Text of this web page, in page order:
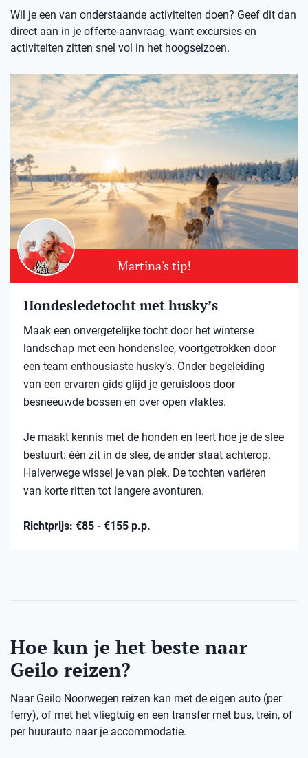
Wil je een van onderstaande activiteiten doen? Geef dit dan
direct aan in je offerte-aanvraag, want excursies en
activiteiten zitten snel vol in het hoogseizoen.
Martina's tip!
Hondesledetocht met husky’s
Maak een onvergetelijke tocht door het winterse
landschap met een hondenslee, voortgetrokken door
een team enthousiaste husky’s. Onder begeleiding
van een ervaren gids glijd je geruisloos door
besneeuwde bossen en over open vlaktes.
Je maakt kennis met de honden en leert hoe je de slee
bestuurt: één zit in de slee, de ander staat achterop.
Halverwege wissel je van plek. De tochten variëren
van korte ritten tot langere avonturen.
Richtprijs: €85 - €155 p.p.
Hoe kun je het beste naar
Geilo reizen?
Naar Geilo Noorwegen reizen kan met de eigen auto (per
ferry), of met het vliegtuig en een transfer met bus, trein, of
per huurauto naar je accommodatie.